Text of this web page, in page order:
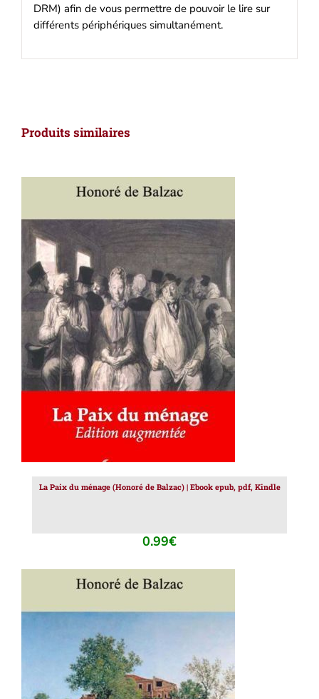
DRM) afin de vous permettre de pouvoir le lire sur
différents périphériques simultanément.
Produits similaires
AJOUTER AU PANIER / DÉTAILS
La Paix du ménage (Honoré de Balzac) | Ebook epub, pdf, Kindle
0.99€